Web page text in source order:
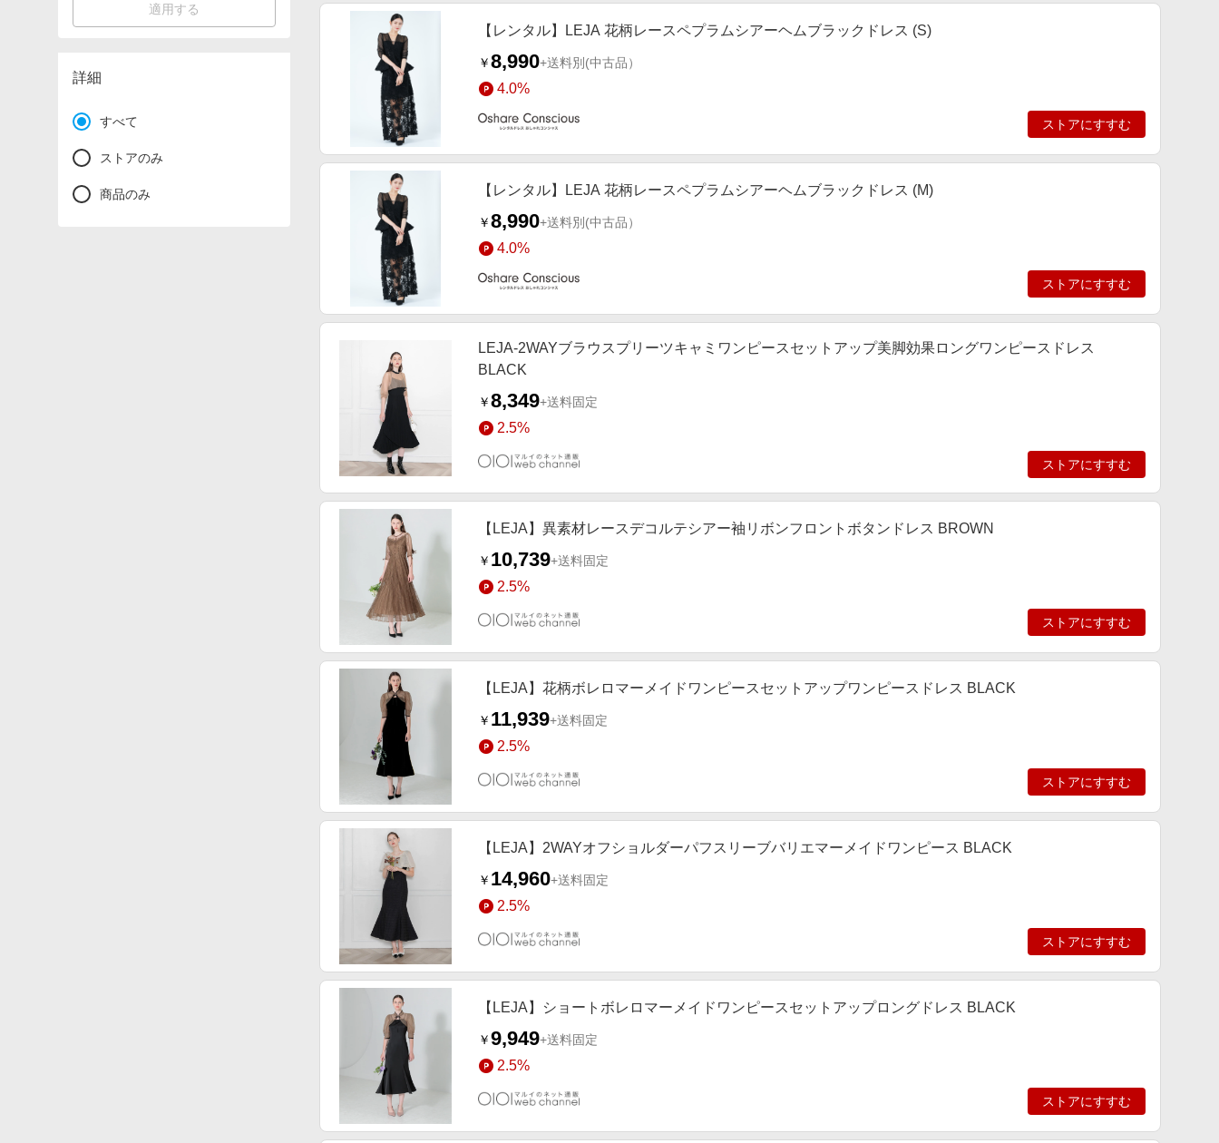
適用する
詳細
すべて
ストアのみ
商品のみ
【レンタル】LEJA 花柄レースペプラムシアーヘムブラックドレス (S)
￥8,990+送料別(中古品）
4.0%
ストアにすすむ
【レンタル】LEJA 花柄レースペプラムシアーヘムブラックドレス (M)
￥8,990+送料別(中古品）
4.0%
ストアにすすむ
LEJA-2WAYブラウスプリーツキャミワンピースセットアップ美脚効果ロングワンピースドレス
BLACK
￥8,349+送料固定
2.5%
ストアにすすむ
【LEJA】異素材レースデコルテシアー袖リボンフロントボタンドレス BROWN
￥ 10,739+送料固定
2.5%
ストアにすすむ
【LEJA】花柄ボレロマーメイドワンピースセットアップワンピースドレス BLACK
￥ 11,939+送料固定
2.5%
ストアにすすむ
【LEJA】2WAYオフショルダーパフスリーブバリエマーメイドワンピース BLACK
￥ 14,960+送料固定
2.5%
ストアにすすむ
【LEJA】ショートボレロマーメイドワンピースセットアップロングドレス BLACK
￥9,949+送料固定
2.5%
ストアにすすむ